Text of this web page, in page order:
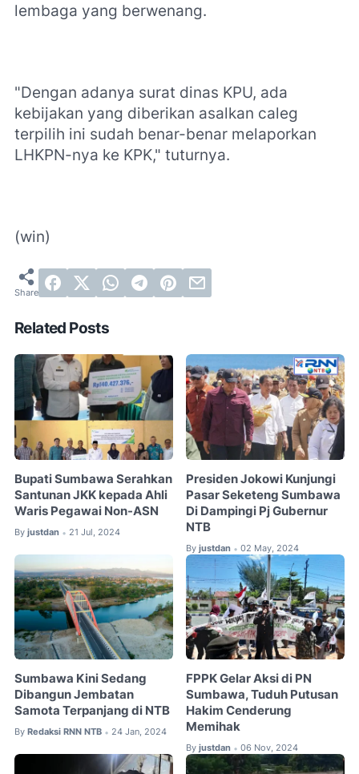
lembaga yang berwenang.
"Dengan adanya surat dinas KPU, ada
kebijakan yang diberikan asalkan caleg
terpilih ini sudah benar-benar melaporkan
LHKPN-nya ke KPK," tuturnya.
(win)
Related Posts
Bupati Sumbawa Serahkan
Santunan JKK kepada Ahli
Waris Pegawai Non-ASN
By justdan • 21 Jul, 2024
Presiden Jokowi Kunjungi
Pasar Seketeng Sumbawa
Di Dampingi Pj Gubernur
NTB
By justdan • 02 May, 2024
Sumbawa Kini Sedang
Dibangun Jembatan
Samota Terpanjang di NTB
By Redaksi RNN NTB • 24 Jan, 2024
FPPK Gelar Aksi di PN
Sumbawa, Tuduh Putusan
Hakim Cenderung
Memihak
By justdan • 06 Nov, 2024